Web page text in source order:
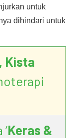
untuk
dihindari untuk
Kista
Keras &